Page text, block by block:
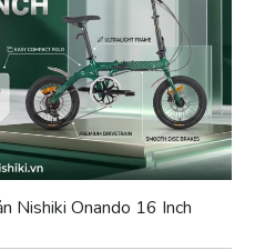
Nishiki Onando 16 Inch